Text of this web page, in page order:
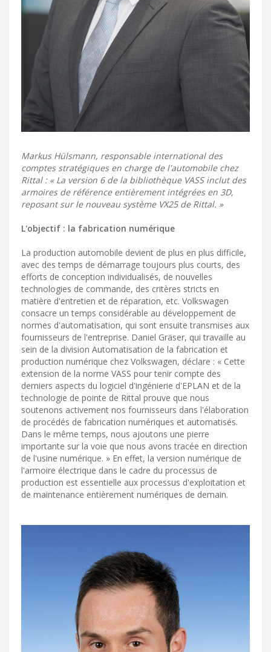
Markus Hülsmann, responsable international des
comptes stratégiques en charge de l'automobile chez
Rittal : « La version 6 de la bibliothèque VASS inclut des
armoires de référence entièrement intégrées en 3D,
reposant sur le nouveau système VX25 de Rittal. »
L'objectif : la fabrication numérique
La production automobile devient de plus en plus difficile,
avec des temps de démarrage toujours plus courts, des
efforts de conception individualisés, de nouvelles
technologies de commande, des critères stricts en
matière d'entretien et de réparation, etc. Volkswagen
consacre un temps considérable au développement de
normes d'automatisation, qui sont ensuite transmises aux
fournisseurs de l'entreprise. Daniel Gräser, qui travaille au
sein de la division Automatisation de la fabrication et
production numérique chez Volkswagen, déclare : « Cette
extension de la norme VASS pour tenir compte des
derniers aspects du logiciel d'ingénierie d'EPLAN et de la
technologie de pointe de Rittal prouve que nous
soutenons activement nos fournisseurs dans l'élaboration
de procédés de fabrication numériques et automatisés.
Dans le même temps, nous ajoutons une pierre
importante sur la voie que nous avons tracée en direction
de l'usine numérique. » En effet, la version numérique de
l'armoire électrique dans le cadre du processus de
production est essentielle aux processus d'exploitation et
de maintenance entièrement numériques de demain.